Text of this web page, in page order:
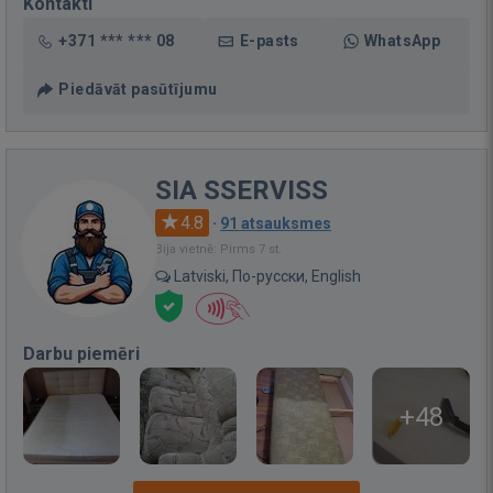
+371 *** *** 08 E-pasts WhatsApp
Piedāvāt pasūtījumu
SIA SSERVISS
4.8 · 91 atsauksmes
Bija vietnē: Pirms 7 st.
Latviski, По-русски, English
Darbu piemēri
+48